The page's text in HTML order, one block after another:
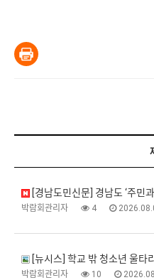
[경남도민신문] 경남도 ‘주민
박람회관리자 4
[뉴시스] 학교 밖 청소년 울타
박람회관리자 10